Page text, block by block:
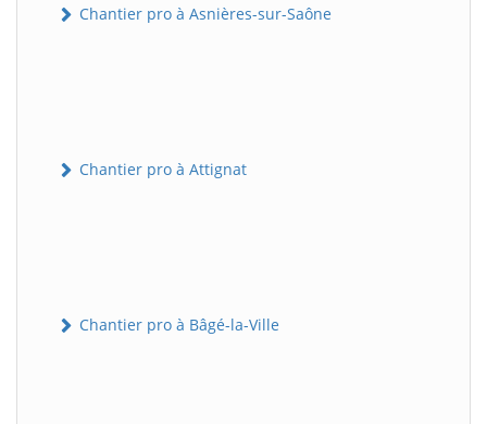
Chantier pro à Asnières-sur-Saône
Chantier pro à Attignat
Chantier pro à Bâgé-la-Ville